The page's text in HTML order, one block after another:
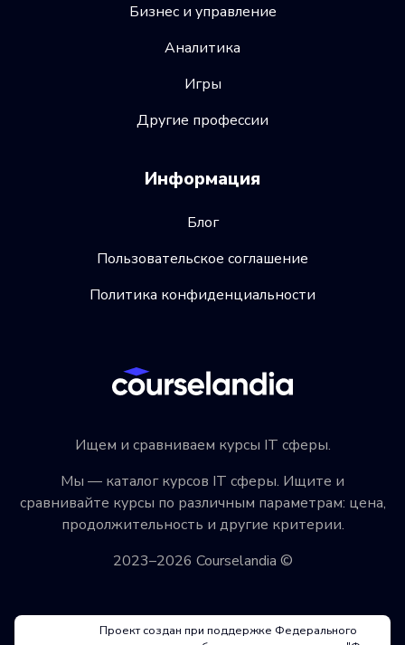
Ищем и сравниваем курсы IT сферы.
Мы — каталог курсов IT сферы. Ищите и
сравнивайте курсы по различным параметрам: цена,
продолжительность и другие критерии.
2023–2026 Courselandia ©
Бизнес и управление
Аналитика
Игры
Другие профессии
Информация
Блог
Пользовательское соглашение
Политика конфиденциальности
Проект создан при поддержке Федерального